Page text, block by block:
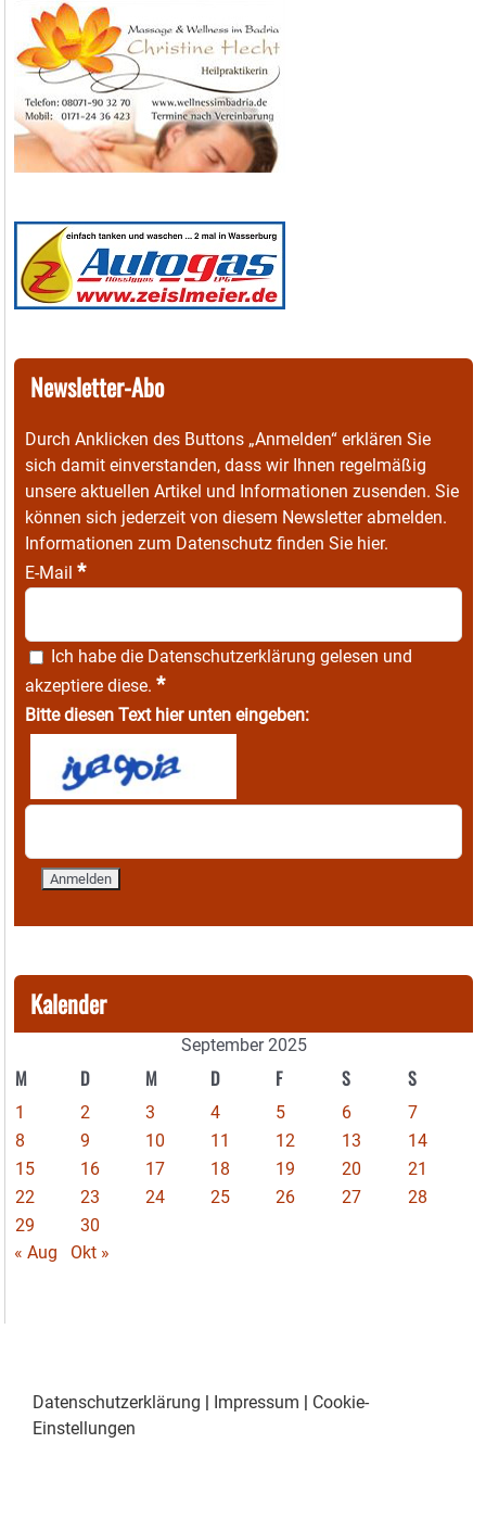
Newsletter-Abo
Durch Anklicken des Buttons „Anmelden“ erklären Sie
sich damit einverstanden, dass wir Ihnen regelmäßig
unsere aktuellen Artikel und Informationen zusenden. Sie
können sich jederzeit von diesem Newsletter abmelden.
Informationen zum Datenschutz finden Sie hier.
E-Mail *
Ich habe die Datenschutzerklärung gelesen und
akzeptiere diese. *
Bitte diesen Text hier unten eingeben:
Kalender
September 2025
M D M D F S S
1 2 3 4 5 6
7
8
9 10 11 12 13
14
15
16 17 18 19 20
21
22
23 24 25 26 27
28
29
30
« Aug
Okt »
Datenschutzerklärung | Impressum | Cookie-
Einstellungen